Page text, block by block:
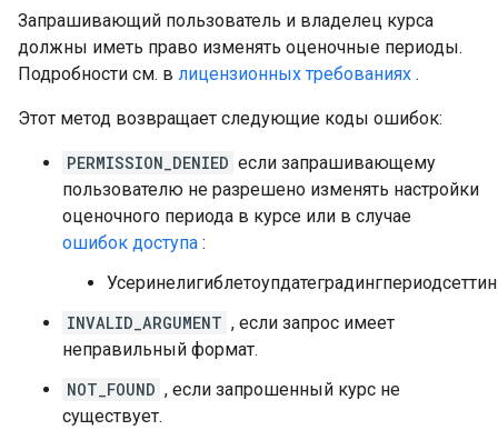
Запрашивающий пользователь и владелец курса
должны иметь право изменять оценочные периоды.
Подробности см. в лицензионных требованиях .
Этот метод возвращает следующие коды ошибок:
PERMISSION_DENIED если запрашивающему
пользователю не разрешено изменять настройки
оценочного периода в курсе или в случае
ошибок доступа :
INVALID_ARGUMENT , если запрос имеет
неправильный формат.
NOT_FOUND , если запрошенный курс не
существует.